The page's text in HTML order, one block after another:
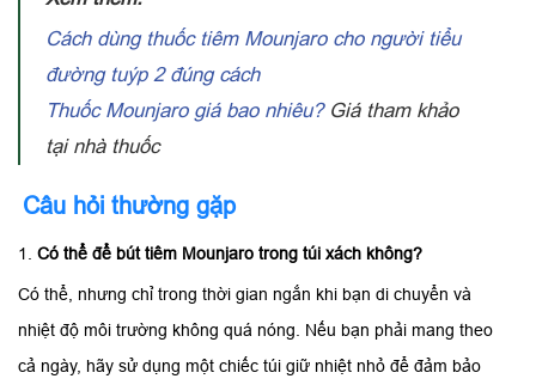
Cách dùng thuốc tiêm Mounjaro cho người tiểu
đường tuýp 2 đúng cách
Thuốc Mounjaro giá bao nhiêu?Giá tham khảo
tại nhà thuốc
Câu hỏi thường gặp
1. Có thể để bút tiêm Mounjaro trong túi xách không?
Có thể, nhưng chỉ trong thời gian ngắn khi bạn di chuyển và
nhiệt độ môi trường không quá nóng. Nếu bạn phải mang theo
cả ngày, hãy sử dụng một chiếc túi giữ nhiệt nhỏ để đảm bảo